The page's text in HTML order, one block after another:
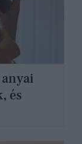
és